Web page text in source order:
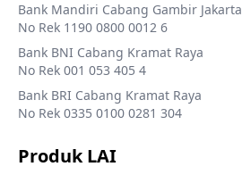
Bank Mandiri Cabang Gambir Jakarta
No Rek 1190 0800 0012 6
Bank BNI Cabang Kramat Raya
No Rek 001 053 405 4
Bank BRI Cabang Kramat Raya
No Rek 0335 0100 0281 304
Produk LAI